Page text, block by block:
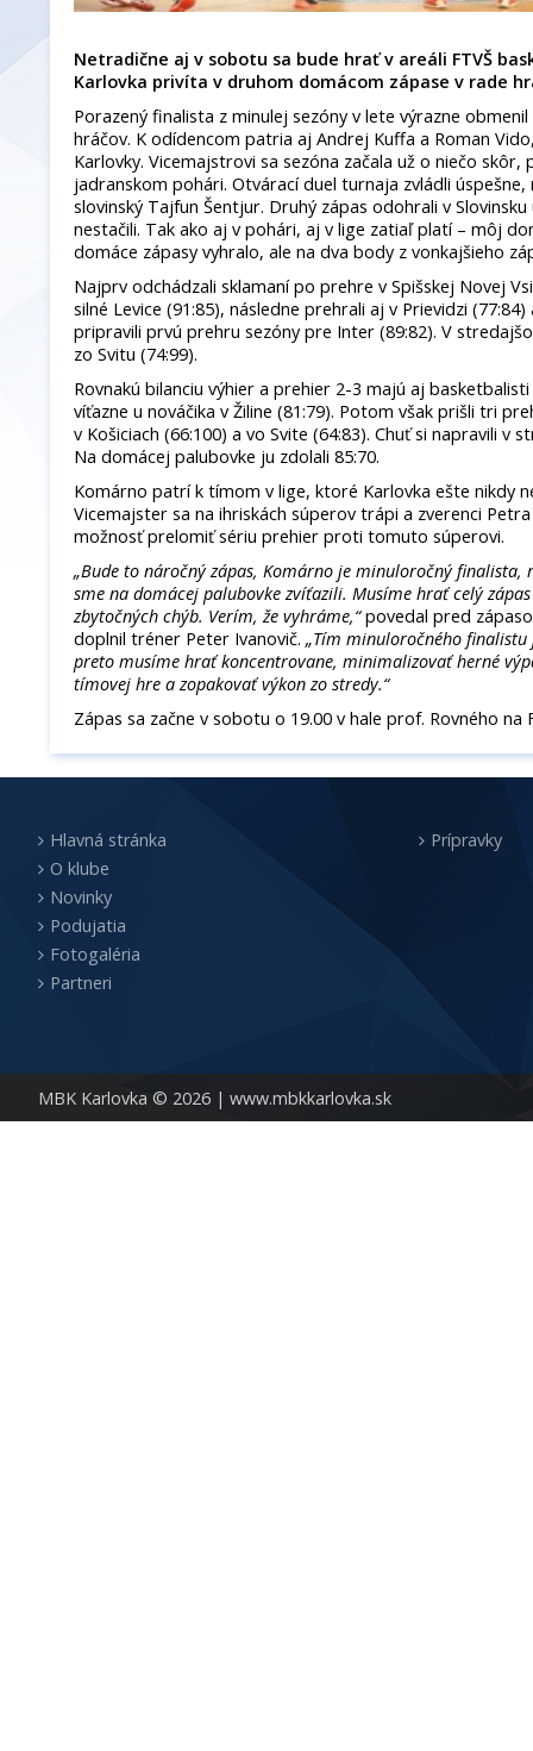
Netradične aj v sobotu sa bude hrať v areáli FTVŠ
Karlovka privíta v druhom domácom zápase v rade
Porazený finalista z minulej sezóny v lete výrazne
hráčov. K odídencom patria aj Andrej Kuffa a Roman
Karlovky. Vicemajstrovi sa sezóna začala už o niečo skôr,
jadranskom pohári. Otvárací duel turnaja zvládli
slovinský Tajfun Šentjur. Druhý zápas odohrali v
nestačili. Tak ako aj v pohári, aj v lige zatiaľ platí – môj
domáce zápasy vyhralo, ale na dva body z vonkajšieho
Najprv odchádzali sklamaní po prehre v Spišskej Novej
silné Levice (91:85), následne prehrali aj v Prievidzi
pripravili prvú prehru sezóny pre Inter (89:82). V
zo Svitu (74:99).
Rovnakú bilanciu výhier a prehier 2-3 majú aj basketbalisti
víťazne u nováčika v Žiline (81:79). Potom však prišli tri
v Košiciach (66:100) a vo Svite (64:83). Chuť si napravili v
Na domácej palubovke ju zdolali 85:70.
Komárno patrí k tímom v lige, ktoré Karlovka ešte nikdy
Vicemajster sa na ihriskách súperov trápi a zverenci
možnosť prelomiť sériu prehier proti tomuto súperovi.
„Bude to náročný zápas, Komárno je minuloročný finalista,
sme na domácej palubovke zvíťazili. Musíme hrať celý
zbytočných chýb. Verím, že vyhráme,“povedal pred
doplnil tréner Peter Ivanovič. „Tím minuloročného
preto musíme hrať koncentrovane, minimalizovať herné
tímovej hre a zopakovať výkon zo stredy.“
Zápas sa začne v sobotu o 19.00 v hale prof. Rovného na
MBK Karlovka © 2026 | www.mbkkarlovka.sk
Hlavná stránka
O klube
Novinky
Podujatia
Fotogaléria
Partneri
Prípravky